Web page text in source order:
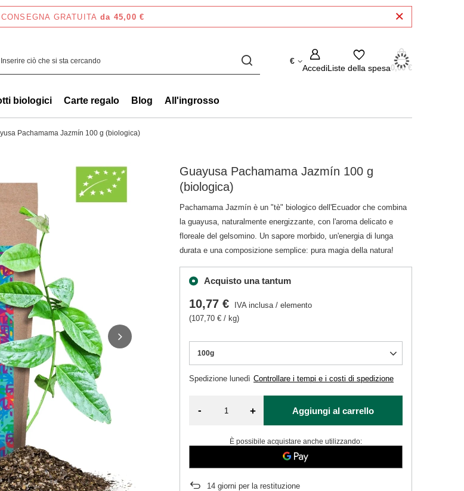
CONSEGNA GRATUITA da 45,00 €
€
AccediListe della spesa0,00 €
biologici Carte regalo Blog All'ingrosso
Pachamama Jazmín 100 g (biologica)
Guayusa Pachamama Jazmín 100 g
(biologica)
Pachamama Jazmín è un "tè" biologico dell'Ecuador che combina
la guayusa, naturalmente energizzante, con l'aroma delicato e
floreale del gelsomino. Un sapore morbido, un'energia di lunga
durata e una composizione semplice: pura magia della natura!
Acquisto una tantum
100g
Spedizione lunedì Controllare i tempi e i costi di spedizione
10,77 € IVA inclusa/elemento
(107,70 € / kg)
- + Aggiungi al carrello
È possibile acquistare anche utilizzando:
14 giorni per la restituzione